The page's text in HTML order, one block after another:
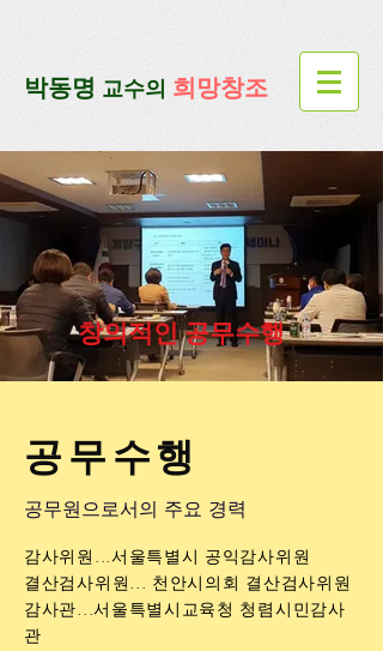
​박동명 교수의 희망창조
창의적인 공무수행
공무수행
공무원으로서의 주요 경력
감사위원...서울특별시 공익감사위원
​결산검사위원... 천안시의회 결산검사위원
감사관...서울특별시교육청 청렴시민감사
관